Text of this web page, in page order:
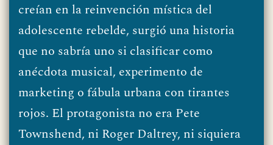
creían en la reinvención mística del
adolescente rebelde, surgió una historia
que no sabría uno si clasificar como
anécdota musical, experimento de
marketing o fábula urbana con tirantes
rojos. El protagonista no era Pete
Townshend, ni Roger Daltrey, ni siquiera